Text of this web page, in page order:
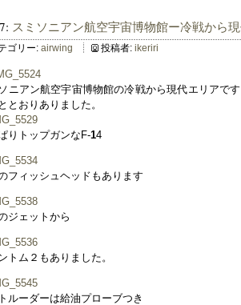
スミソニアン航空宇宙博物館ー冷戦から
ゴリー: airwing 投稿者: ikeriri
ニアン航空宇宙博物館の冷戦から現代エリアで
とおりありました。
りトップガンなF-14
フィッシュヘッドもあります
ジェットから
トム２もありました。
ルーダーは給油プローブつき